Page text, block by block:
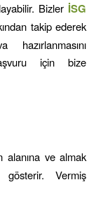
Bizler İSG
takip ederek
hazırlanmasını
için bize
alanına ve almak
gösterir. Vermiş